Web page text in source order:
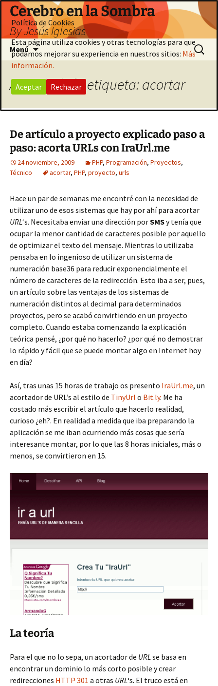
Saltar
contenido
Cerebro en la Sombra
By Jesús Iglesias
Menú Buscar:
Archivo de la etiqueta: acortar
De artículo a proyecto explicado paso a
paso: acorta URLs con IraUrl.me
24 noviembre, 2009 PHP, Programación, Proyectos,
Técnico
acortar, PHP, proyecto, urls
Hace un par de semanas me encontré con la necesidad de
utilizar uno de esos sistemas que hay por ahí para acortar
URL‘s. Necesitaba enviar una dirección porSMSy tenía que
ocupar la menor cantidad de caracteres posible por aquello
de optimizar el texto del mensaje. Mientras lo utilizaba
pensaba en lo ingenioso de utilizar un sistema de
numeración base36 para reducir exponencialmente el
número de caracteres de la redirección. Esto iba a ser, pues,
un artículo sobre las ventajas de los sistemas de
numeración distintos al decimal para determinados
proyectos, pero se acabó convirtiendo en un proyecto
completo. Cuando estaba comenzando la explicación
teórica pensé, ¿por qué no hacerlo? ¿por qué no demostrar
lo rápido y fácil que se puede montar algo en Internet hoy
en día?
Así, tras unas 15 horas de trabajo os presento IraUrl.me, un
acortador de URL’s al estilo de TinyUrl o Bit.ly. Me ha
costado más escribir el artículo que hacerlo realidad,
curioso ¿eh?. En realidad a medida que iba preparando la
aplicación se me iban ocurriendo más cosas que sería
interesante montar, por lo que las 8 horas iniciales, más o
menos, se convirtieron en 15.
La teoría
Para el que no lo sepa, un acortador de URL se basa en
encontrar un dominio lo más corto posible y crear
redirecciones HTTP 301 a otras URL‘s. El truco está en
Política de Cookies
Esta página utiliza cookies y otras tecnologías para que
podamos mejorar su experiencia en nuestros sitios: Más
información.
Aceptar Rechazar